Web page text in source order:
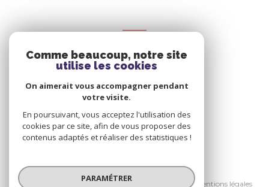
Nous suivre
© 2026 | Tous droits réservés
Nos honoraires
Nos partenaires Mentions légales
Comme beaucoup, notre site
utilise les cookies
On aimerait vous accompagner pendant
votre visite.
En poursuivant, vous acceptez l'utilisation des
cookies par ce site, afin de vous proposer des
contenus adaptés et réaliser des statistiques !
PARAMÉTRER